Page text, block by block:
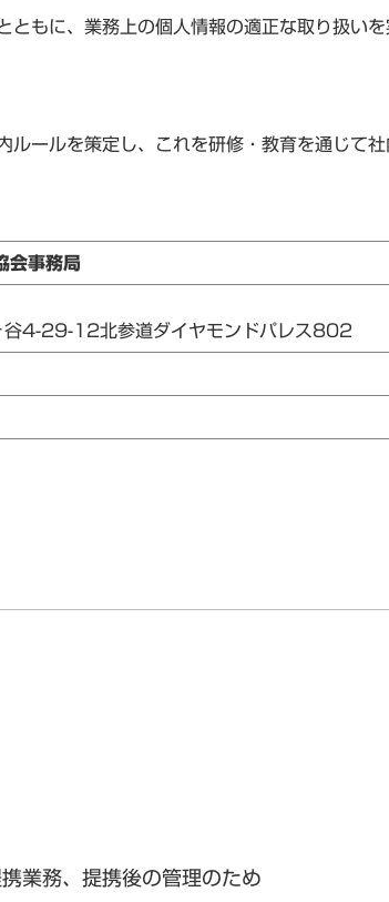
もに、業務上の個人情報の適正な取り扱い
ールを策定し、これを研修・教育を通じて
会事務局
谷4-29-12北参道ダイヤモンドパレス802
業務、提携後の管理のため